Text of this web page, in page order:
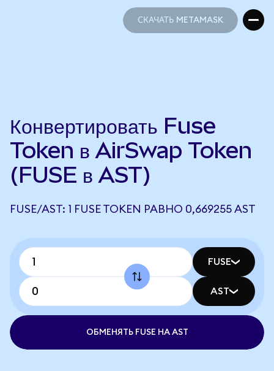
СКАЧАТЬ METAMASK
Конвертировать Fuse
Token в AirSwap Token
(FUSE в AST)
FUSE/AST: 1 FUSE TOKEN РАВНО 0,669255 AST
FUSE
AST
ОБМЕНЯТЬ FUSE НА AST